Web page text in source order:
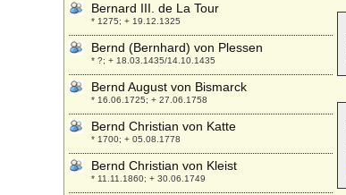
Bernard III. de La Tour
* 1275; + 19.12.1325
Bernd (Bernhard) von Plessen
* ?; + 18.03.1435/14.10.1435
Bernd August von Bismarck
* 16.06.1725; + 27.06.1758
Bernd Christian von Katte
* 1700; + 05.08.1778
Bernd Christian von Kleist
* 11.11.1860; + 30.06.1749